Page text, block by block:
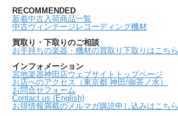
RECOMMENDED
新着中古入荷商品一覧
中古ヴィンテージレコーディング機材
買取り・下取りのご相談
お手持ちの楽器・機材の買取り下取りはこちら
インフォメーション
宮地楽器神田店ウェブサイトトップページ
お店へのアクセス（東京都 神田/御茶ノ水）
お問合せフォーム
Contact us (English)
お得情報満載のメルマガ購読申し込みはこちら